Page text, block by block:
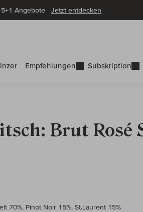
5+1 Angebote Jetzt entdecken
Empfehlungen Subskription
Brut Rosé
70%, Pinot Noir 15%, St.Laurent 15%